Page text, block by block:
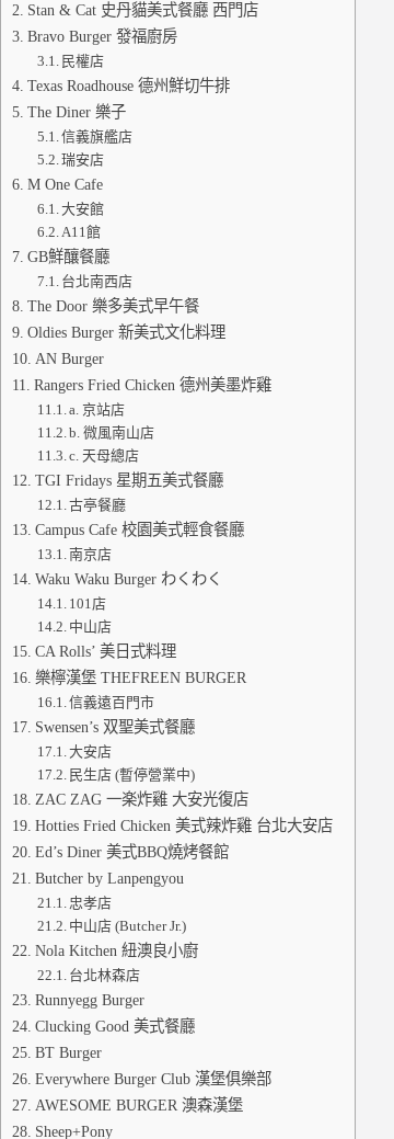
Stan & Cat 史丹貓美式餐廳 西門店
Bravo Burger 發福廚房
民權店
Texas Roadhouse 德州鮮切牛排
The Diner 樂子
信義旗艦店
瑞安店
M One Cafe
大安館
A11館
GB鮮釀餐廳
台北南西店
The Door 樂多美式早午餐
Oldies Burger 新美式文化料理
AN Burger
Rangers Fried Chicken 德州美墨炸雞
a. 京站店
b. 微風南山店
c. 天母總店
TGI Fridays 星期五美式餐廳
古亭餐廳
Campus Cafe 校園美式輕食餐廳
南京店
Waku Waku Burger わくわく
101店
中山店
CA Rolls’ 美日式料理
樂檸漢堡 THEFREEN BURGER
信義遠百門市
Swensen’s 双聖美式餐廳
大安店
民生店 (暫停營業中)
ZAC ZAG 一楽炸雞 大安光復店
Hotties Fried Chicken 美式辣炸雞 台北大安店
Ed’s Diner 美式BBQ燒烤餐館
Butcher by Lanpengyou
忠孝店
中山店 (Butcher Jr.)
Nola Kitchen 紐澳良小廚
台北林森店
Runnyegg Burger
Clucking Good 美式餐廳
BT Burger
Everywhere Burger Club 漢堡俱樂部
AWESOME BURGER 澳森漢堡
Sheep+Pony